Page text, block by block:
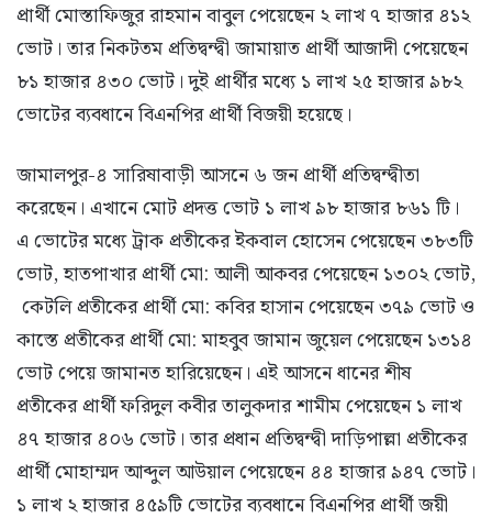
প্রার্থী মোস্তাফিজুর রাহমান বাবুল পেয়েছেন ২ লাখ ৭ হাজার ৪১২
ভোট। তার নিকটতম প্রতিদ্বন্দ্বী জামায়াত প্রার্থী আজাদী পেয়েছেন
৮১ হাজার ৪৩০ ভোট। দুই প্রার্থীর মধ্যে ১ লাখ ২৫ হাজার ৯৮২
ভোটের ব্যবধানে বিএনপির প্রার্থী বিজয়ী হয়েছে।
জামালপুর-৪ সারিষাবাড়ী আসনে ৬ জন প্রার্থী প্রতিদ্বন্দ্বীতা
করেছেন। এখানে মোট প্রদত্ত ভোট ১ লাখ ৯৮ হাজার ৮৬১ টি।
এ ভোটের মধ্যে ট্রাক প্রতীকের ইকবাল হোসেন পেয়েছেন ৩৮৩টি
ভোট, হাতপাখার প্রার্থী মো: আলী আকবর পেয়েছেন ১৩০২ ভোট,
কেটলি প্রতীকের প্রার্থী মো: কবির হাসান পেয়েছেন ৩৭৯ ভোট ও
কাস্তে প্রতীকের প্রার্থী মো: মাহবুব জামান জুয়েল পেয়েছেন ১৩১৪
ভোট পেয়ে জামানত হারিয়েছেন। এই আসনে ধানের শীষ
প্রতীকের প্রার্থী ফরিদুল কবীর তালুকদার শামীম পেয়েছেন ১ লাখ
৪৭ হাজার ৪০৬ ভোট। তার প্রধান প্রতিদ্বন্দ্বী দাড়িপাল্লা প্রতীকের
প্রার্থী মোহাম্মদ আব্দুল আউয়াল পেয়েছেন ৪৪ হাজার ৯৪৭ ভোট।
১ লাখ ২ হাজার ৪৫৯টি ভোটের ব্যবধানে বিএনপির প্রার্থী জয়ী